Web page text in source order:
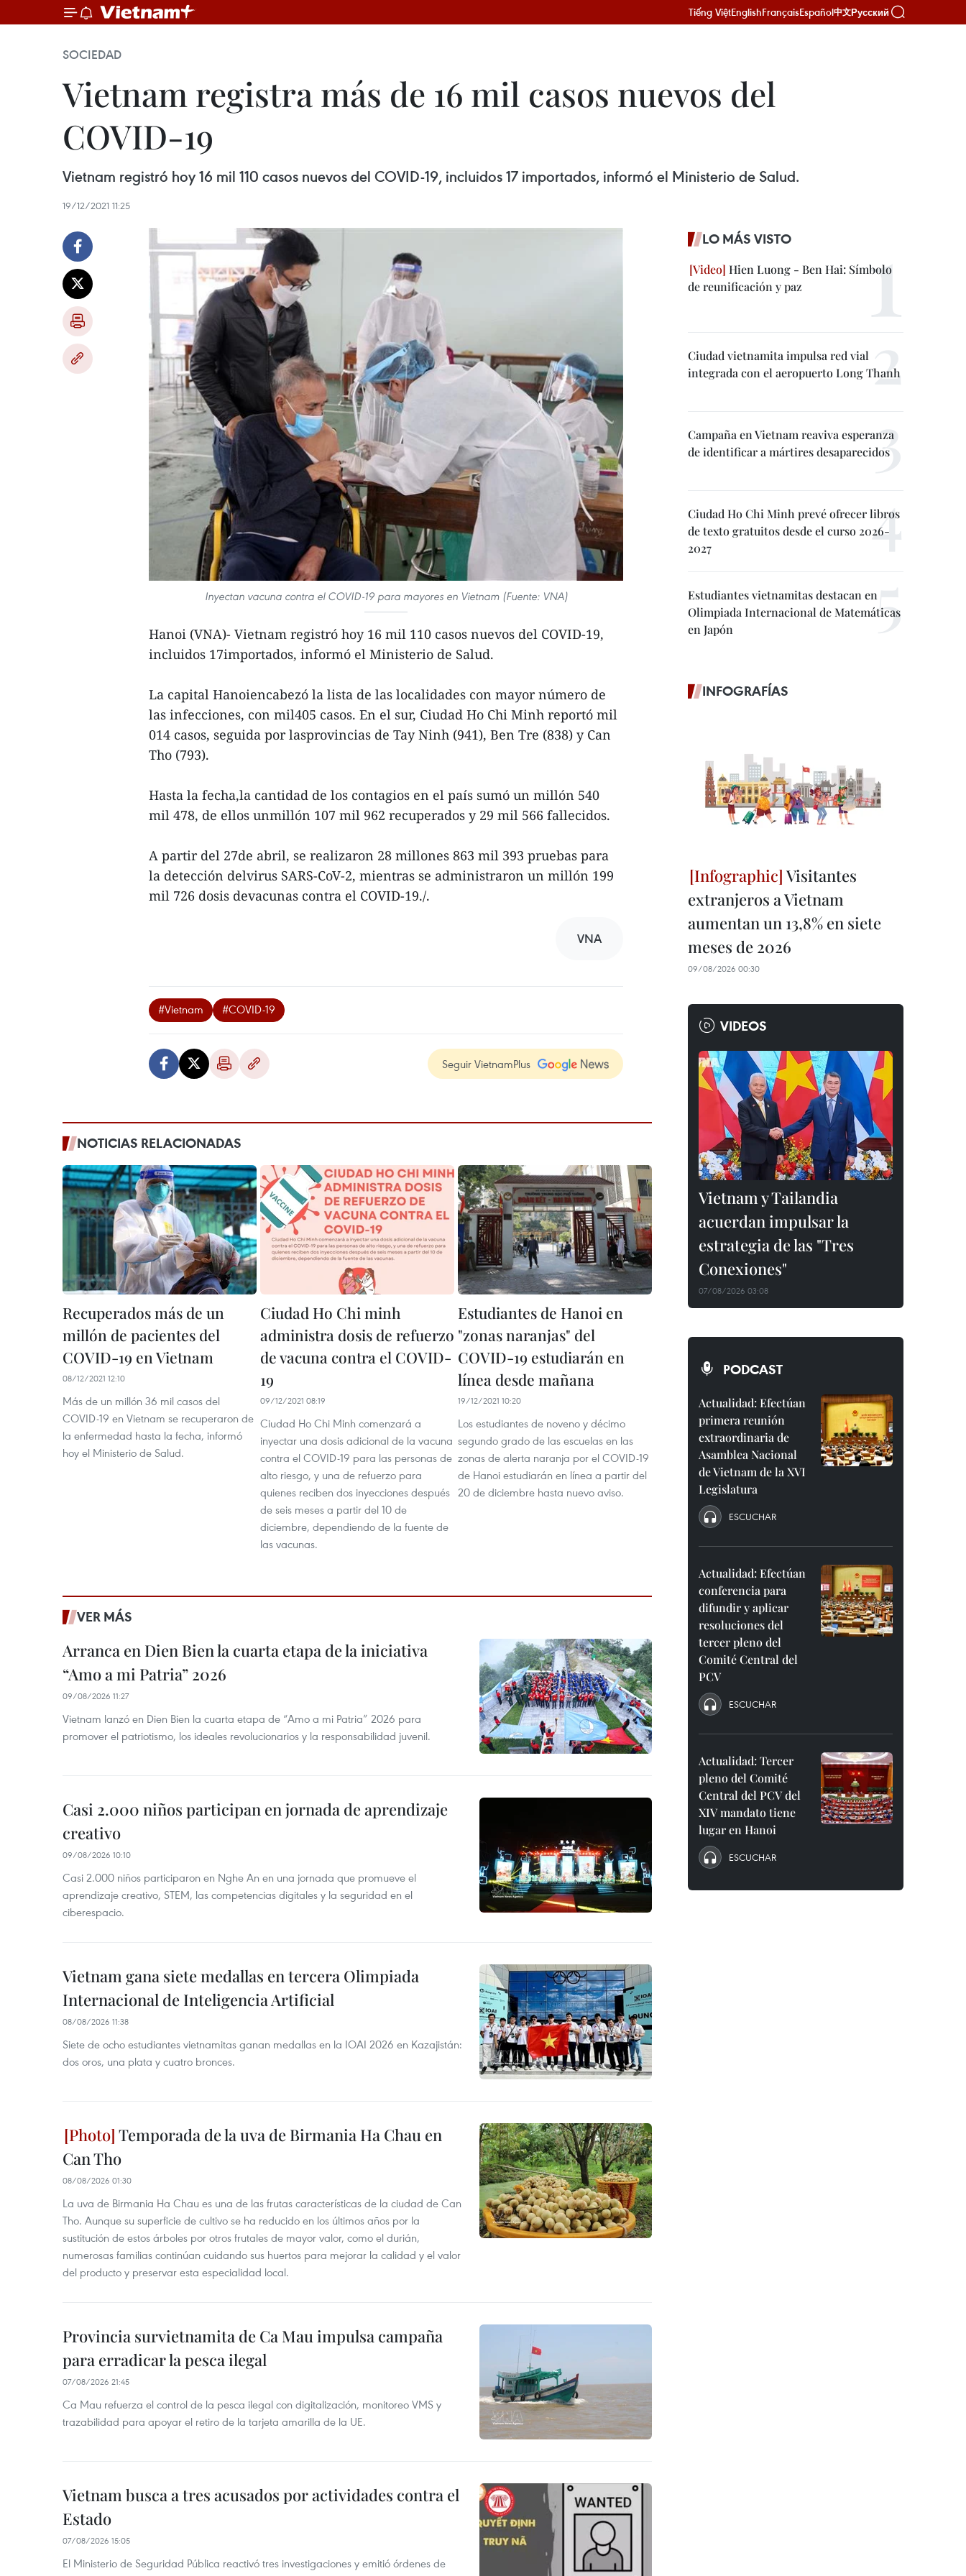
Tiếng ViệtEnglishFrançaisEspañol中文Русский
SOCIEDAD
Vietnam registra más de 16 mil casos nuevos del
COVID-19
Vietnam registró hoy 16 mil 110 casos nuevos del COVID-19, incluidos 17 importados, informó el Ministerio de Salud.
19/12/2021 11:25
Inyectan vacuna contra el COVID-19 para mayores en Vietnam (Fuente: VNA)
Hanoi (VNA)- Vietnam registró hoy 16 mil 110 casos nuevos del COVID-19,
incluidos 17importados, informó el Ministerio de Salud.
La capital Hanoiencabezó la lista de las localidades con mayor número de
las infecciones, con mil405 casos. En el sur, Ciudad Ho Chi Minh reportó mil
014 casos, seguida por lasprovincias de Tay Ninh (941), Ben Tre (838) y Can
Tho (793).
Hasta la fecha,la cantidad de los contagios en el país sumó un millón 540
mil 478, de ellos unmillón 107 mil 962 recuperados y 29 mil 566 fallecidos.
A partir del 27de abril, se realizaron 28 millones 863 mil 393 pruebas para
la detección delvirus SARS-CoV-2, mientras se administraron un millón 199
mil 726 dosis devacunas contra el COVID-19./.
VNA
#Vietnam #COVID-19
Seguir VietnamPlus
NOTICIAS RELACIONADAS
Recuperados más de un
millón de pacientes del
COVID-19 en Vietnam
08/12/2021 12:10
Más de un millón 36 mil casos del
COVID-19 en Vietnam se recuperaron de
la enfermedad hasta la fecha, informó
hoy el Ministerio de Salud.
Ciudad Ho Chi minh
administra dosis de refuerzo
de vacuna contra el COVID-
19
09/12/2021 08:19
Ciudad Ho Chi Minh comenzará a
inyectar una dosis adicional de la vacuna
contra el COVID-19 para las personas de
alto riesgo, y una de refuerzo para
quienes reciben dos inyecciones después
de seis meses a partir del 10 de
diciembre, dependiendo de la fuente de
las vacunas.
Estudiantes de Hanoi en
"zonas naranjas" del
COVID-19 estudiarán en
línea desde mañana
19/12/2021 10:20
Los estudiantes de noveno y décimo
segundo grado de las escuelas en las
zonas de alerta naranja por el COVID-19
de Hanoi estudiarán en línea a partir del
20 de diciembre hasta nuevo aviso.
VER MÁS
Arranca en Dien Bien la cuarta etapa de la iniciativa
“Amo a mi Patria” 2026
09/08/2026 11:27
Vietnam lanzó en Dien Bien la cuarta etapa de “Amo a mi Patria” 2026 para
promover el patriotismo, los ideales revolucionarios y la responsabilidad juvenil.
Casi 2.000 niños participan en jornada de aprendizaje
creativo
09/08/2026 10:10
Casi 2.000 niños participaron en Nghe An en una jornada que promueve el
aprendizaje creativo, STEM, las competencias digitales y la seguridad en el
ciberespacio.
Vietnam gana siete medallas en tercera Olimpiada
Internacional de Inteligencia Artificial
08/08/2026 11:38
Siete de ocho estudiantes vietnamitas ganan medallas en la IOAI 2026 en Kazajistán:
dos oros, una plata y cuatro bronces.
Temporada de la uva de Birmania Ha Chau en
Can Tho
08/08/2026 01:30
La uva de Birmania Ha Chau es una de las frutas características de la ciudad de Can
Tho. Aunque su superficie de cultivo se ha reducido en los últimos años por la
sustitución de estos árboles por otros frutales de mayor valor, como el durián,
numerosas familias continúan cuidando sus huertos para mejorar la calidad y el valor
del producto y preservar esta especialidad local.
Provincia survietnamita de Ca Mau impulsa campaña
para erradicar la pesca ilegal
07/08/2026 21:45
Ca Mau refuerza el control de la pesca ilegal con digitalización, monitoreo VMS y
trazabilidad para apoyar el retiro de la tarjeta amarilla de la UE.
Vietnam busca a tres acusados por actividades contra el
Estado
07/08/2026 15:05
El Ministerio de Seguridad Pública reactivó tres investigaciones y emitió órdenes de
LO MÁS VISTO
Hien Luong - Ben Hai: Símbolo
de reunificación y paz
Ciudad vietnamita impulsa red vial
integrada con el aeropuerto Long Thanh
Campaña en Vietnam reaviva esperanza
de identificar a mártires desaparecidos
Ciudad Ho Chi Minh prevé ofrecer libros
de texto gratuitos desde el curso 2026-
2027
Estudiantes vietnamitas destacan en
Olimpiada Internacional de Matemáticas
en Japón
INFOGRAFÍAS
Visitantes
extranjeros a Vietnam
aumentan un 13,8% en siete
meses de 2026
09/08/2026 00:30
VIDEOS
Vietnam y Tailandia
acuerdan impulsar la
estrategia de las "Tres
Conexiones"
07/08/2026 03:08
PODCAST
Actualidad: Efectúan
primera reunión
extraordinaria de
Asamblea Nacional
de Vietnam de la XVI
Legislatura
ESCUCHAR
Actualidad: Efectúan
conferencia para
difundir y aplicar
resoluciones del
tercer pleno del
Comité Central del
PCV
ESCUCHAR
Actualidad: Tercer
pleno del Comité
Central del PCV del
XIV mandato tiene
lugar en Hanoi
ESCUCHAR